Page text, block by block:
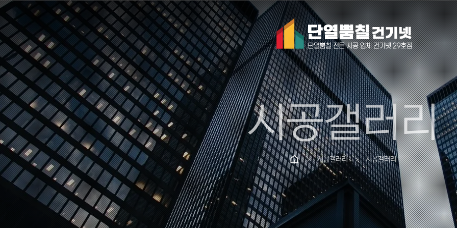
시공갤러리
chevron_right 시공갤러리 chevron_right 시공갤러리